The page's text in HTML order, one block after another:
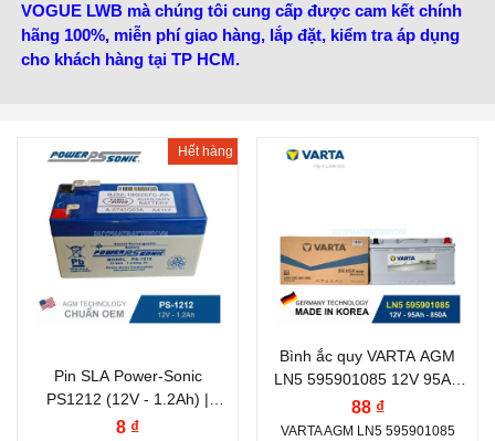
VOGUE LWB mà chúng tôi cung cấp được cam kết chính
hãng 100%, miễn phí giao hàng, lắp đặt, kiểm tra áp dụng
cho khách hàng tại TP HCM.
Hết hàng
Pin SLA Power-Sonic
PS1212 (12V - 1.2Ah) |
Bình ắc quy phụ xe LAND
8 ₫
Thương hiệu ắc quy:
Điện thế (V):
Dung lượng (Ah):95 Ah
Dòng khởi động CCA
850 A
Công nghệ:AGM
Bình ắc quy VARTA AGM
LN5 595901085 12V 95AH
CCA 850A
88 ₫
VARTA AGM LN5 595901085